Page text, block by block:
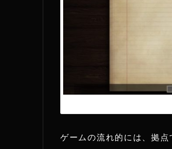
ゲームの流れ的には、拠